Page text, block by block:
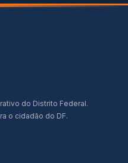
do Distrito Federal.
o cidadão do DF.